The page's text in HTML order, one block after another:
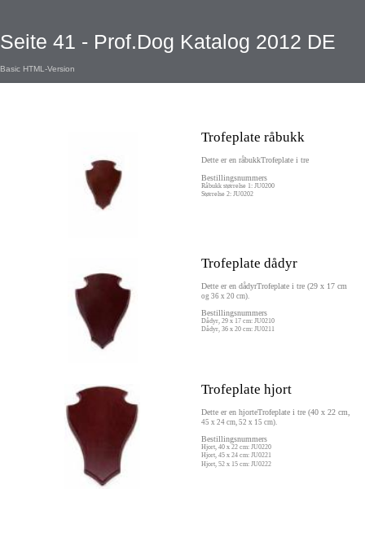
Seite 41 - Prof.Dog Katalog 2012 DE
Basic HTML-Version
Trofeplate råbukk
Dette er en råbukkTrofeplate i tre
Bestillingsnummers
Råbukk størrelse 1: JU0200
Størrelse 2: JU0202
Trofeplate dådyr
Dette er en dådyrTrofeplate i tre (29 x 17 cm
og 36 x 20 cm).
Bestillingsnummers
Dådyr, 29 x 17 cm: JU0210
Dådyr, 36 x 20 cm: JU0211
Trofeplate hjort
Dette er en hjorteTrofeplate i tre (40 x 22 cm,
45 x 24 cm, 52 x 15 cm).
Bestillingsnummers
Hjort, 40 x 22 cm: JU0220
Hjort, 45 x 24 cm: JU0221
Hjort, 52 x 15 cm: JU0222